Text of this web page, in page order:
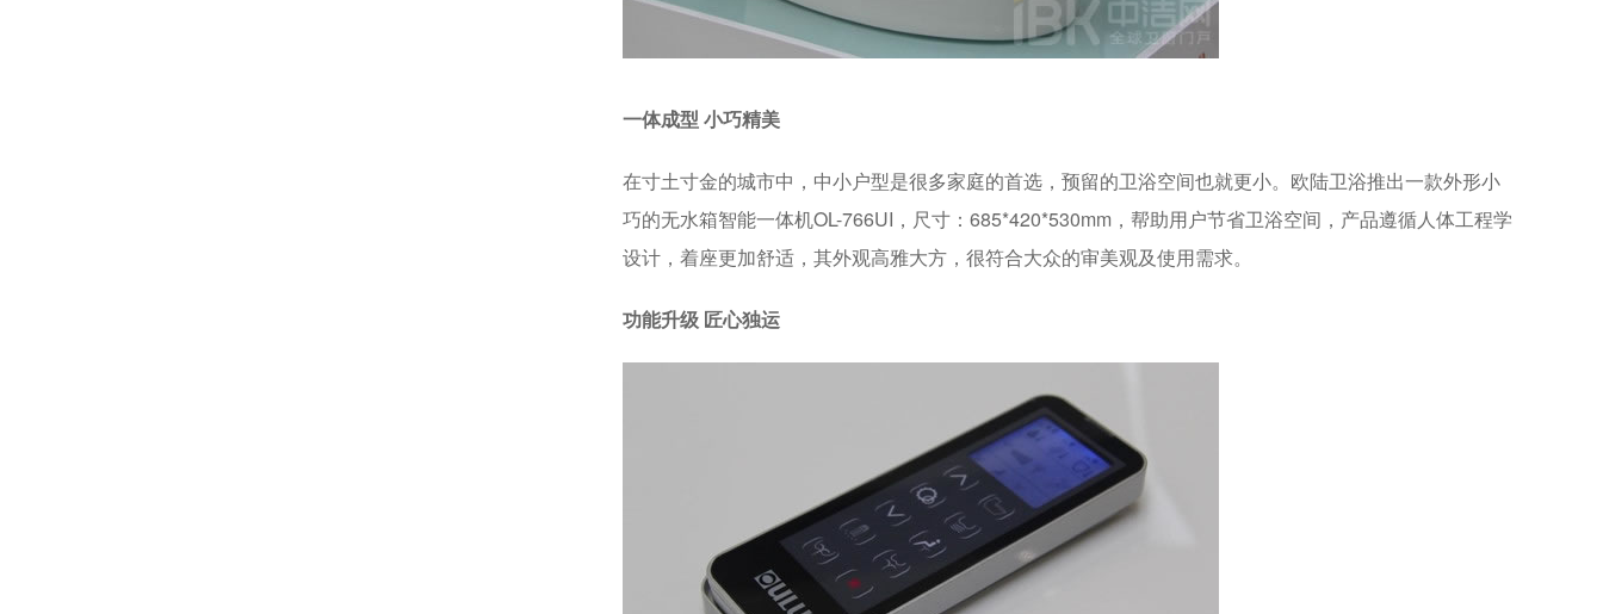
一体成型 小巧精美
在寸土寸金的城市中，中小户型是很多家庭的首选，预留的卫浴空间也就更小。欧陆卫浴推出一款外形小
巧的无水箱智能一体机OL-766UI，尺寸：685*420*530mm，帮助用户节省卫浴空间，产品遵循人体工程学
设计，着座更加舒适，其外观高雅大方，很符合大众的审美观及使用需求。
功能升级 匠心独运